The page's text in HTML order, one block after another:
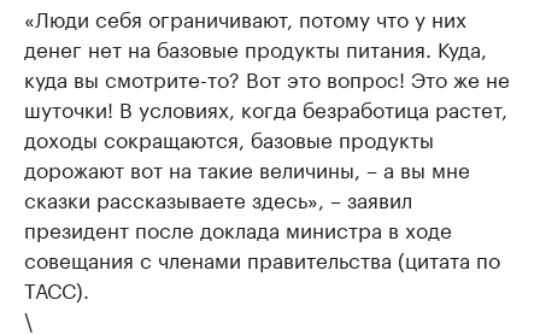
«Люди себя ограничивают, потому что у них
денег нет на базовые продукты питания. Куда,
куда вы смотрите-то? Вот это вопрос! Это же не
шуточки! В условиях, когда безработица растет,
доходы сокращаются, базовые продукты
дорожают вот на такие величины, – а вы мне
сказки рассказываете здесь», – заявил
президент после доклада министра в ходе
совещания с членами правительства (цитата по
ТАСС).
\